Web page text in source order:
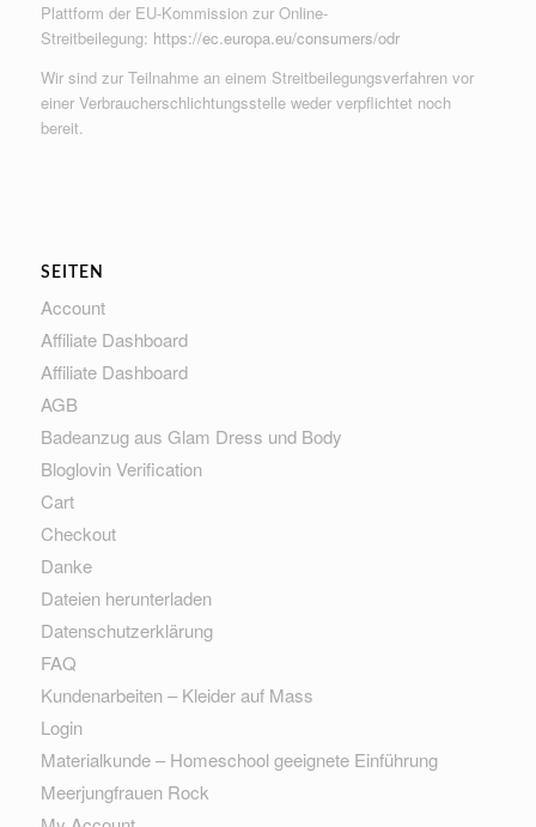
Plattform der EU-Kommission zur Online-
Streitbeilegung: https://ec.europa.eu/consumers/odr
Wir sind zur Teilnahme an einem Streitbeilegungsverfahren vor
einer Verbraucherschlichtungsstelle weder verpflichtet noch
bereit.
SEITEN
Account
Affiliate Dashboard
Affiliate Dashboard
AGB
Badeanzug aus Glam Dress und Body
Bloglovin Verification
Cart
Checkout
Danke
Dateien herunterladen
Datenschutzerklärung
FAQ
Kundenarbeiten – Kleider auf Mass
Login
Materialkunde – Homeschool geeignete Einführung
Meerjungfrauen Rock